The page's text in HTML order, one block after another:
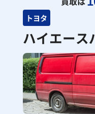
トヨタ
ハイエース